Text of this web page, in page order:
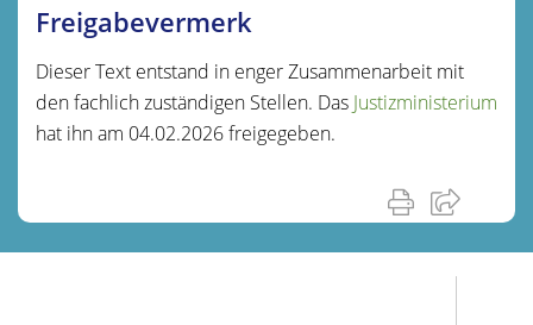
Freigabevermerk
Dieser Text entstand in enger Zusammenarbeit mit
den fachlich zuständigen Stellen. Das Justizministerium
hat ihn am 04.02.2026 freigegeben.